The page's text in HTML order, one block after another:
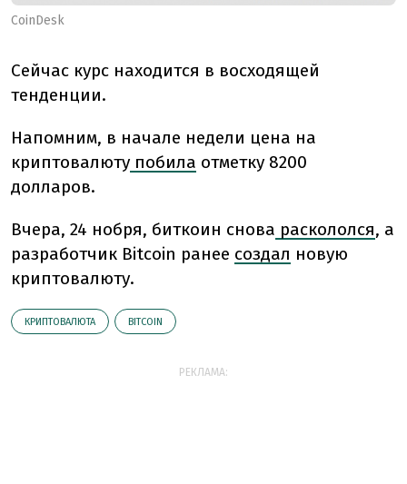
CoinDesk
Сейчас курс находится в восходящей
тенденции.
Напомним, в начале недели цена на
криптовалюту побила отметку 8200
долларов.
Вчера, 24 нобря, биткоин снова раскололся, а
разработчик Bitcoin ранее создал новую
криптовалюту.
КРИПТОВАЛЮТА BITCOIN
РЕКЛАМА: